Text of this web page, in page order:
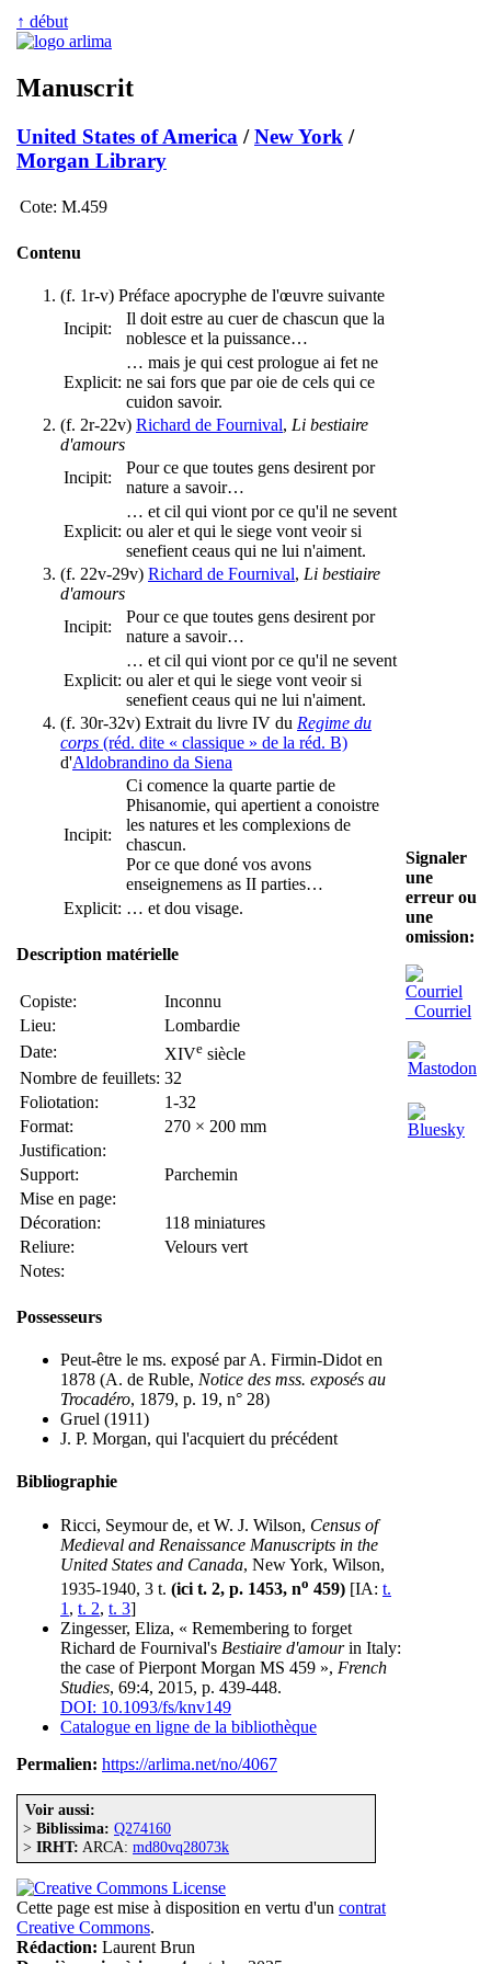
↑ début
Manuscrit
United States of America /New York /
Morgan Library
Cote: M.459
Contenu
(f. 1r-v) Préface apocryphe de l'œuvre suivante
Incipit:
Il doit estre au cuer de chascun que la
noblesce et la puissance…
Explicit:
… mais je qui cest prologue ai fet ne
ne sai fors que par oie de cels qui ce
cuidon savoir.
(f. 2r-22v) Richard de Fournival, Li bestiaire
d'amours
Incipit:
Pour ce que toutes gens desirent por
nature a savoir…
Explicit:
… et cil qui viont por ce qu'il ne sevent
ou aler et qui le siege vont veoir si
senefient ceaus qui ne lui n'aiment.
(f. 22v-29v) Richard de Fournival, Li bestiaire
d'amours
Incipit:
Pour ce que toutes gens desirent por
nature a savoir…
Explicit:
… et cil qui viont por ce qu'il ne sevent
ou aler et qui le siege vont veoir si
senefient ceaus qui ne lui n'aiment.
(f. 30r-32v) Extrait du livre IV du Regime du
corps (réd. dite « classique » de la réd. B)
d'Aldobrandino da Siena
Incipit:
Ci comence la quarte partie de
Phisanomie, qui apertient a conoistre
les natures et les complexions de
chascun.
Por ce que doné vos avons
enseignemens as II parties…
Explicit: … et dou visage.
Description matérielle
Copiste:
Inconnu
Lieu:
Lombardie
Date:
XIVe siècle
Nombre de feuillets: 32
Foliotation:
1-32
Format:
270 × 200 mm
Justification:
Support:
Parchemin
Mise en page:
Décoration:
118 miniatures
Reliure:
Velours vert
Notes:
Possesseurs
Peut-être le ms. exposé par A. Firmin-Didot en
1878 (A. de Ruble, Notice des mss. exposés au
Trocadéro, 1879, p. 19, n° 28)
Gruel (1911)
J. P. Morgan, qui l'acquiert du précédent
Bibliographie
Ricci, Seymour de, et W. J. Wilson, Census of
Medieval and Renaissance Manuscripts in the
United States and Canada, New York, Wilson,
1935-1940, 3 t. (ici t. 2, p. 1453, no 459) [IA: t.
1 , t. 2, t. 3]
Zingesser, Eliza, « Remembering to forget
Richard de Fournival's Bestiaire d'amourin Italy:
the case of Pierpont Morgan MS 459 », French
Studies, 69:4, 2015, p. 439-448.
DOI: 10.1093/fs/knv149
Catalogue en ligne de la bibliothèque
Permalien: https://arlima.net/no/4067
Voir aussi:
> Biblissima: Q274160
> IRHT: ARCA: md80vq28073k
Cette page est mise à disposition en vertu d'un contrat
Creative Commons.
Rédaction: Laurent Brun
Signaler
une
erreur ou
une
omission:
Courriel